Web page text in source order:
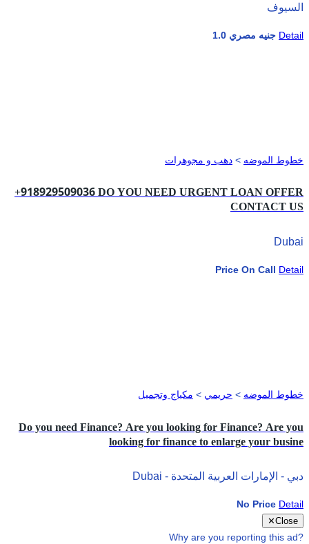
السيوف
1.0 جنيه مصري Detail
خطوط الموضه > دهب و مجوهرات
+918929509036 DO YOU NEED URGENT LOAN OFFER
CONTACT US
Dubai
Price On Call Detail
خطوط الموضه > حريمي > مكياج وتجميل
Do you need Finance? Are you looking for Finance? Are you
looking for finance to enlarge your busine
Dubai - دبي - الإمارات العربية المتحدة
No Price Detail
✕Close
Why are you reporting this ad?